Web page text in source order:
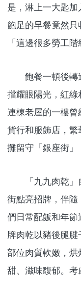
是，淋上一大匙
飽足的早餐竟然只
「這邊很多勞工
飽餐一頓後轉
擋耀眼陽光，紅綠
連棟老屋的一樓
貨行和服飾店，
攤留守「銀座街」
「九九肉乾」
街點亮招牌，伴
們日常配飯和年
牌肉乾以豬後腿
部位肉質軟嫩，
甜、滋味馥郁。